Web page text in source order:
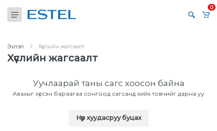
0
Эхлэл Хүслийн жагсаалт
Хүслийн жагсаалт
Уучлаарай таны сагс хоосон байна
Авахыг хүссэн бараагаа сонгоод сагсанд хийх товчийг дарна уу
Нүүр хуудасруу буцах